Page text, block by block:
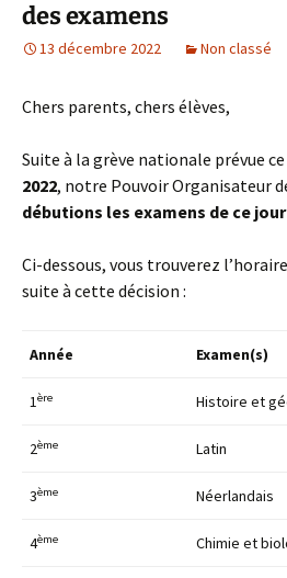
des examens
13 décembre 2022 Non classé
Chers parents, chers élèves,
Suite à la grève nationale prévue ce
2022, notre Pouvoir Organisateur
débutions les examens de ce jour
Ci-dessous, vous trouverez
suite à cette décision :
Année Examen(s)
1ère Histoire et
2ème Latin
3ème Néerlandais
4ème Chimie et